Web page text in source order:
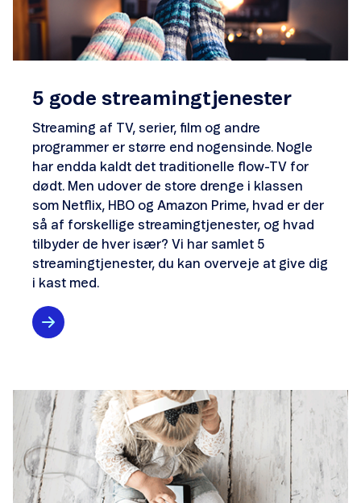
5 gode streamingtjenester
Streaming af TV, serier, film og andre
programmer er større end nogensinde. Nogle
har endda kaldt det traditionelle flow-TV for
dødt. Men udover de store drenge i klassen
som Netflix, HBO og Amazon Prime, hvad er der
så af forskellige streamingtjenester, og hvad
tilbyder de hver især? Vi har samlet 5
streamingtjenester, du kan overveje at give dig
i kast med.